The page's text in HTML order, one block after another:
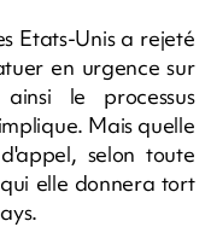
Etats-Unis a rejeté
en urgence sur
le processus
Mais quelle
selon toute
elle donnera tort